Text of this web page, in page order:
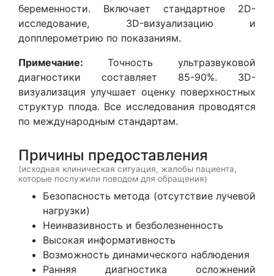
беременности. Включает стандартное 2D-
исследование, 3D-визуализацию и
допплерометрию по показаниям.
Примечание: Точность ультразвуковой
диагностики составляет 85-90%. 3D-
визуализация улучшает оценку поверхностных
структур плода. Все исследования проводятся
по международным стандартам.
Причины предоставления
(исходная клиническая ситуация, жалобы пациента,
которые послужили поводом для обращения)
Безопасность метода (отсутствие лучевой
нагрузки)
Неинвазивность и безболезненность
Высокая информативность
Возможность динамического наблюдения
Ранняя диагностика осложнений